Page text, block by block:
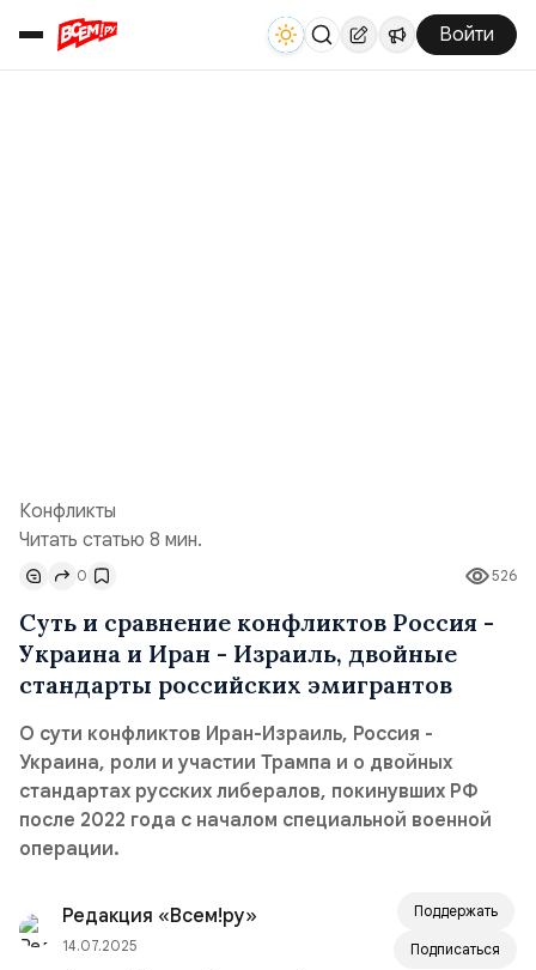
Войти
Конфликты
Читать статью 8 мин.
526
0
Суть и сравнение конфликтов Россия -
Украина и Иран - Израиль, двойные
стандарты российских эмигрантов
О сути конфликтов Иран-Израиль, Россия -
Украина, роли и участии Трампа и о двойных
стандартах русских либералов, покинувших РФ
после 2022 года с началом специальной военной
операции.
Редакция «Всем!ру»
14.07.2025
Поддержать
Подписаться